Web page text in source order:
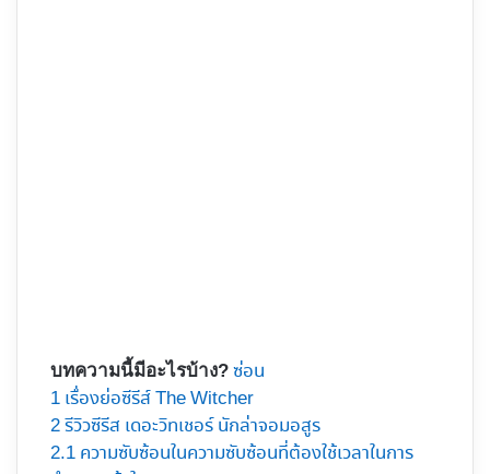
บทความนี้มีอะไรบ้าง? ซ่อน
1 เรื่องย่อซีรีส์ The Witcher
2รีวิวซีรีส​ เดอะวิทเชอร์ นักล่าจอมอสูร
2.1 ความซับซ้อนในความซับซ้อนที่ต้องใช้เวลาในการ